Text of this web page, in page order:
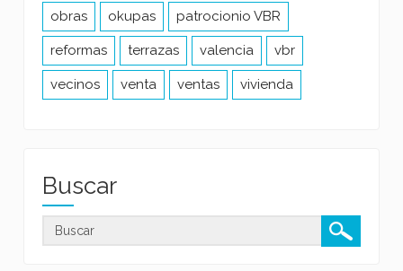
obras okupas patrocionio VBR
reformas terrazas valencia vbr
vecinos venta ventas vivienda
Buscar